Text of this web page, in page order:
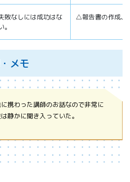
敗なしには成功はな
。
△報告書の作成、
メモ
携わった講師のお話なので非常に
静かに聞き入っていた。